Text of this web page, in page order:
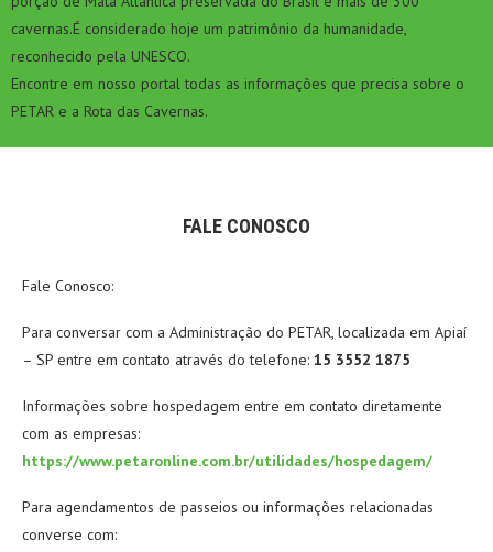
cavernas.É considerado hoje um patrimônio da humanidade,
reconhecido pela UNESCO.
Encontre em nosso portal todas as informações que precisa sobre o
PETAR e a Rota das Cavernas.
FALE CONOSCO
Fale Conosco:
Para conversar com a Administração do PETAR, localizada em Apiaí
– SP entre em contato através do telefone: 15 3552 1875
Informações sobre hospedagem entre em contato diretamente
com as empresas:
https://www.petaronline.com.br/utilidades/hospedagem/
Para agendamentos de passeios ou informações relacionadas
converse com: